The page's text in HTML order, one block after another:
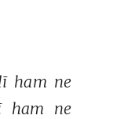
ham ne
ham ne